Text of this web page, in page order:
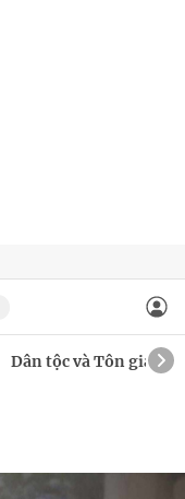
Dân tộc và Tôn giáo